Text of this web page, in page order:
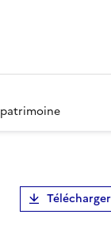
Télécharger